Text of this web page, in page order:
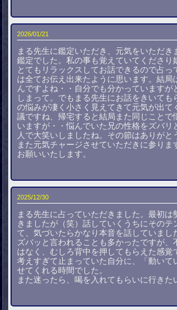
2026/01/21
まる先生に鑑定いただき、元気をいただき
鑑定でした。私の事も覚えていてくださり
とてもリラックスしてお話できるので占っ
は全てお伝え出来たように思います。結局
んですよね・・自分でも分かっていますが
しまって。でもまる先生にお話をきいても
の悩みが凄く小さく見えてきて元気が出て
議ですね、帰宅すると結局また同じことで
いますが・・悩んでいた兄の性格をズバリ
人で大笑いしましたね。その節はありがと
また元気チャージさせていただきに参りま
お願いいたします。
2025/12/30
まる先生に占っていただきました。最初は
きましたが（笑）話していくうちにそのテ
て、気づいたらかなり本音を話していまし
ズバッと言われることも多かったですが、
はなく、むしろ背中を押してもらえた感覚
考えすぎて止まっていた自分に、「動いて
せてくれる時間でした。
また迷ったら、喝を入れてもらいに行きた